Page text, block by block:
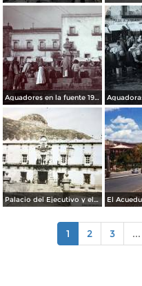
Aguadores en la fuente 1904
Palacio del Ejecutivo y el cerro de La Bufa al fondo. Zacatecas.
1 2 3 ...